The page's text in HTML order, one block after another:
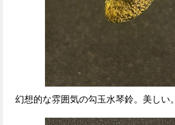
幻想的な雰囲気の勾玉水琴鈴。美しい。